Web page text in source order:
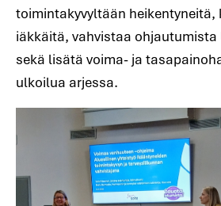
toimintakyvyltään heikentyneitä,
iäkkäitä, vahvistaa
sekä lisätä voima- ja
ulkoilua arjessa.